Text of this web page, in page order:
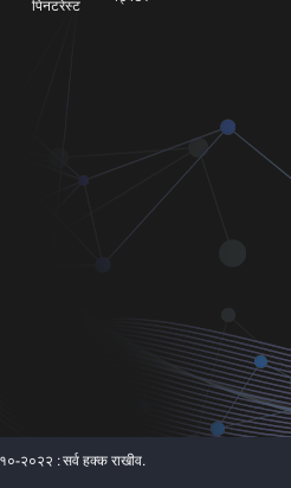
२०२२ : सर्व हक्क राखीव.